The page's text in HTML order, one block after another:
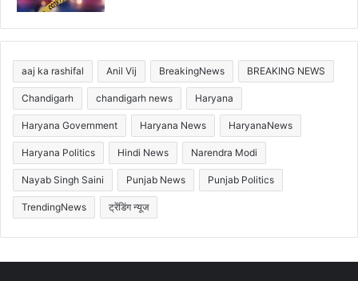
aaj ka rashifal Anil Vij BreakingNews BREAKING NEWS
Chandigarh chandigarh news Haryana
Haryana Government Haryana News HaryanaNews
Haryana Politics Hindi News Narendra Modi
Nayab Singh Saini Punjab News Punjab Politics
TrendingNews ट्रेंडिंग न्यूज